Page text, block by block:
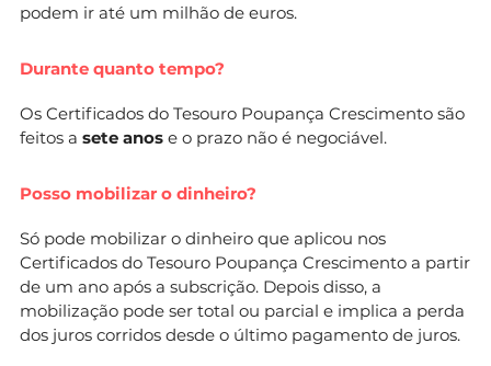
podem ir até um milhão de euros.
Durante quanto tempo?
Os Certificados do Tesouro Poupança Crescimento são
feitos a sete anos e o prazo não é negociável.
Posso mobilizar o dinheiro?
Só pode mobilizar o dinheiro que aplicou nos
Certificados do Tesouro Poupança Crescimento a partir
de um ano após a subscrição. Depois disso, a
mobilização pode ser total ou parcial e implica a perda
dos juros corridos desde o último pagamento de juros.